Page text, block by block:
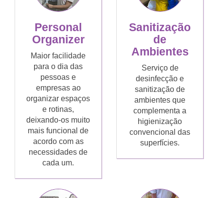
Personal
Organizer
Maior facilidade
para o dia das
pessoas e
empresas ao
organizar espaços
e rotinas,
deixando-os muito
mais funcional de
acordo com as
necessidades de
cada um.
Sanitização
de
Ambientes
Serviço de
desinfecção e
sanitização de
ambientes que
complementa a
higienização
convencional das
superfícies.